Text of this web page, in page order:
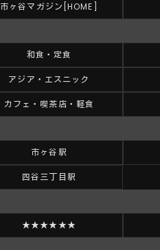
市ヶ谷マガジン[HOME]
和食・定食
アジア・エスニック
カフェ・喫茶店・軽食
市ヶ谷駅
四谷三丁目駅
★★★★★★